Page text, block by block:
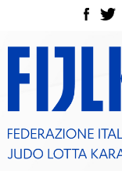
La Federazione
Tesseramento
Contatti
Affiliazioni
Sportive con
tesserati